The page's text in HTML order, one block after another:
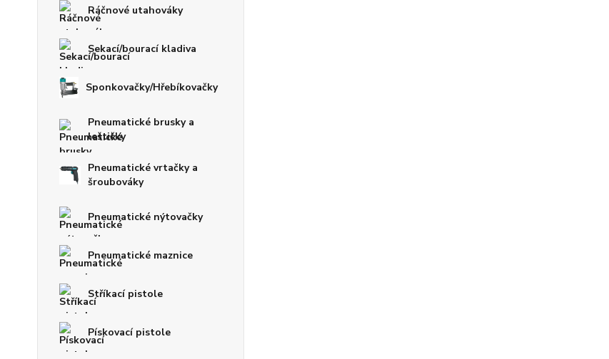
Ráčnové utahováky
Sekací/bourací kladiva
Sponkovačky/Hřebíkovačky
Pneumatické brusky a
leštičky
Pneumatické vrtačky a
šroubováky
Pneumatické nýtovačky
Pneumatické maznice
Stříkací pistole
Pískovací pistole